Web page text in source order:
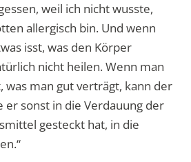
weil ich nicht wusste,
allergisch bin. Und wenn
isst, was den Körper
nicht heilen. Wenn man
was man gut verträgt, kann der
er sonst in die Verdauung der
gesteckt hat, in die